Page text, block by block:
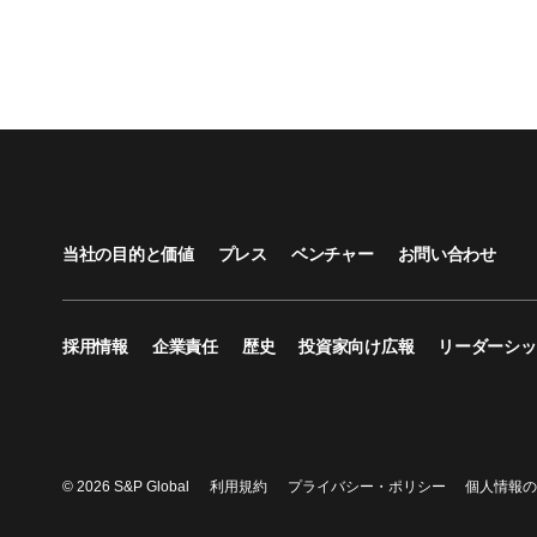
当社の目的と価値 プレス ベンチャー お問い合わせ
採用情報 企業責任 歴史 投資家向け広報 リーダーシ
© 2026 S&P Global 利用規約 プライバシー・ポリシー 個人情報